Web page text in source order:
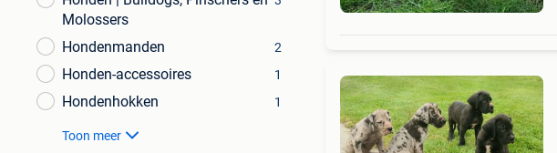
Molossers
Hondenmanden 2
Honden-accessoires 1
Hondenhokken 1
Toon meer